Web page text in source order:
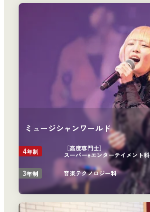
ミュージシャンワールド
4年制
［高度専門士］
スーパーeエンターテイメント科
3年制 音楽テクノロジー科